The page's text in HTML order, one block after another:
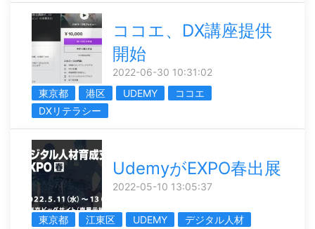
ココエ、DX講座提供
開始
2022-06-30 10:31:02
東京都
港区 UDEMY
ココエ
DXリテラシー
UdemyがEXPO春出展
2022-05-10 13:05:37
東京都 江東区 UDEMY
デジタル人材